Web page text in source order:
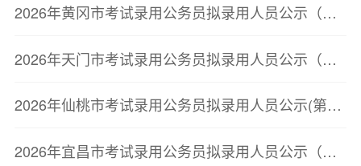
2026年黄冈市考试录用公务员拟录用人员公示（第三批）
2026年天门市考试录用公务员拟录用人员公示（第二批）
2026年仙桃市考试录用公务员拟录用人员公示(第二批)
2026年宜昌市考试录用公务员拟录用人员公示（第二批）